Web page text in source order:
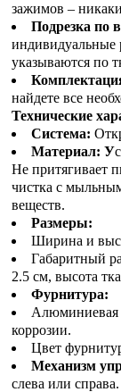
зажимов –
Подрезка по
индивидуальные
указываются по
найдете все
Технические
Система:
Материал: У
Не притягивает
чистка с
веществ.
Размеры:
Ширина и
Габаритный
2.5 см, высота
Фурнитура:
Алюминиевая
коррозии.
Цвет
Механизм
слева или справа.